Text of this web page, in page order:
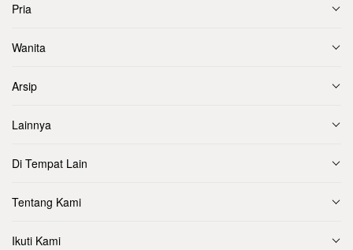
Pria
Wanita
Arsip
Lainnya
Di Tempat Lain
Tentang Kami
Ikuti Kami